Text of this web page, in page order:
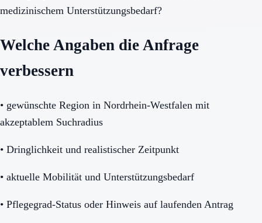
medizinischem Unterstützungsbedarf?
Welche Angaben die Anfrage
verbessern
• gewünschte Region in Nordrhein-Westfalen mit
akzeptablem Suchradius
• Dringlichkeit und realistischer Zeitpunkt
• aktuelle Mobilität und Unterstützungsbedarf
• Pflegegrad-Status oder Hinweis auf laufenden Antrag